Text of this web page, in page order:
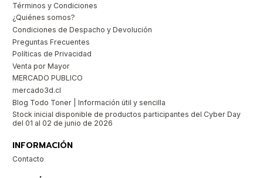
Términos y Condiciones
¿Quiénes somos?
Condiciones de Despacho y Devolución
Preguntas Frecuentes
Políticas de Privacidad
Venta por Mayor
MERCADO PUBLICO
mercado3d.cl
Blog Todo Toner | Información útil y sencilla
Stock inicial disponible de productos participantes del Cyber Day
del 01 al 02 de junio de 2026
INFORMACIÓN
Contacto